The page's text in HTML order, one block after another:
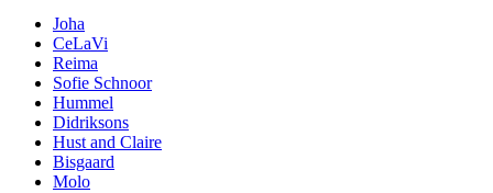
Joha
CeLaVi
Reima
Sofie Schnoor
Hummel
Didriksons
Hust and Claire
Bisgaard
Molo